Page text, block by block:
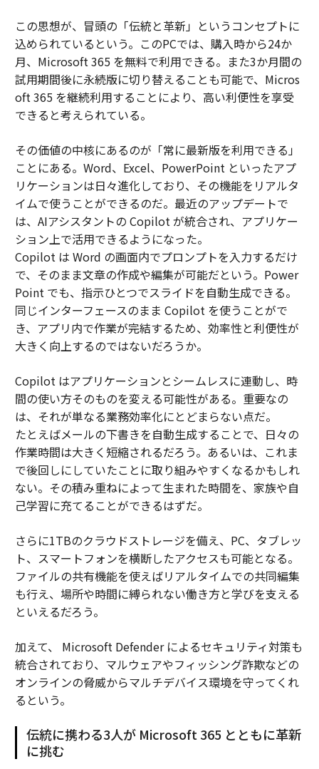
この思想が、冒頭の「伝統と革新」というコンセプトに
込められているという。このPCでは、購入時から24か
月、Microsoft 365 を無料で利用できる。また3か月間の
試用期間後に永続版に切り替えることも可能で、Micros
oft 365 を継続利用することにより、高い利便性を享受
できると考えられている。
その価値の中核にあるのが「常に最新版を利用できる」
ことにある。Word、Excel、PowerPoint といったアプ
リケーションは日々進化しており、その機能をリアルタ
イムで使うことができるのだ。最近のアップデートで
は、AIアシスタントの Copilot が統合され、アプリケー
ション上で活用できるようになった。
Copilot は Word の画面内でプロンプトを入力するだけ
で、そのまま文章の作成や編集が可能だという。Power
Point でも、指示ひとつでスライドを自動生成できる。
同じインターフェースのまま Copilot を使うことがで
き、アプリ内で作業が完結するため、効率性と利便性が
大きく向上するのではないだろうか。
Copilot はアプリケーションとシームレスに連動し、時
間の使い方そのものを変える可能性がある。重要なの
は、それが単なる業務効率化にとどまらない点だ。
たとえばメールの下書きを自動生成することで、日々の
作業時間は大きく短縮されるだろう。あるいは、これま
で後回しにしていたことに取り組みやすくなるかもしれ
ない。その積み重ねによって生まれた時間を、家族や自
己学習に充てることができるはずだ。
さらに1TBのクラウドストレージを備え、PC、タブレッ
ト、スマートフォンを横断したアクセスも可能となる。
ファイルの共有機能を使えばリアルタイムでの共同編集
も行え、場所や時間に縛られない働き方と学びを支える
といえるだろう。
加えて、 Microsoft Defender によるセキュリティ対策も
統合されており、マルウェアやフィッシング詐欺などの
オンラインの脅威からマルチデバイス環境を守ってくれ
るという。
伝統に携わる3人が Microsoft 365 とともに革新
に挑む